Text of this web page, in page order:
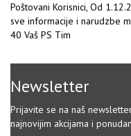
Poštovani Korisnici, Od
sve informacije i narudzbe
40 Vaš PS Tim
Newsletter
Prijavite se na naš
najnovijim akcijama i